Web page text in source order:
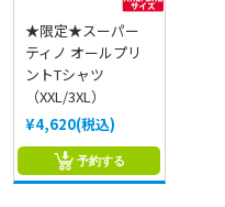
★限定★スーパー
ティノ オールプリ
ントTシャツ
（XXL/3XL）
¥4,620(税込)
予約する